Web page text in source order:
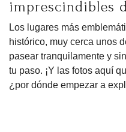
imprescindibles
Los lugares más
histórico, muy cerca unos
pasear tranquilamente y
tu paso. ¡Y las fotos aquí
¿por dónde empezar a